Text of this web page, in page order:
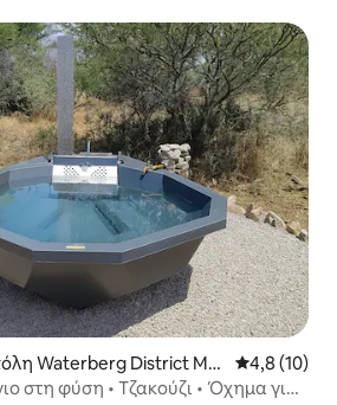
Waterberg District Mu
Μέση
4,8 (10)
στη φύση • Τζακούζι • Όχημα για